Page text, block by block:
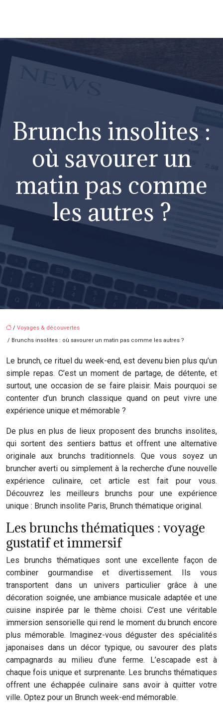
Brunchs insolites :
où savourer un
matin pas comme
les autres ?
/ Voyages & découvertes
/ Brunchs insolites : où savourer un matin pas comme les autres ?
Le brunch, ce rituel du week-end, est devenu bien plus qu’un
simple repas. C’est un moment de partage, de détente, et
surtout, une occasion de se faire plaisir. Mais pourquoi se
contenter d’un brunch classique quand on peut vivre une
expérience unique et mémorable ?
De plus en plus de lieux proposent des brunchs insolites,
qui sortent des sentiers battus et offrent une alternative
originale aux brunchs traditionnels. Que vous soyez un
bruncher averti ou simplement à la recherche d’une nouvelle
expérience culinaire, cet article est fait pour vous.
Découvrez les meilleurs brunchs pour une expérience
unique : Brunch insolite Paris, Brunch thématique original.
Les brunchs thématiques : voyage
gustatif et immersif
Les brunchs thématiques sont une excellente façon de
combiner gourmandise et divertissement. Ils vous
transportent dans un univers particulier grâce à une
décoration soignée, une ambiance musicale adaptée et une
cuisine inspirée par le thème choisi. C’est une véritable
immersion sensorielle qui rend le moment du brunch encore
plus mémorable. Imaginez-vous déguster des spécialités
japonaises dans un décor typique, ou savourer des plats
campagnards au milieu d’une ferme. L’escapade est à
chaque fois unique et surprenante. Les brunchs thématiques
offrent une échappée culinaire sans avoir à quitter votre
ville. Optez pour un Brunch week-end mémorable.